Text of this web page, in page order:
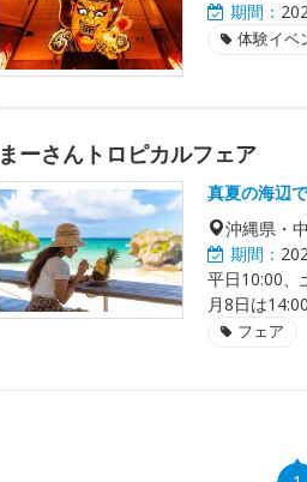
期間：
体験イベ
まーさんトロピカルフェア
真夏の海辺
沖縄県・
期間：
平日10:00、
月8日は
フェア